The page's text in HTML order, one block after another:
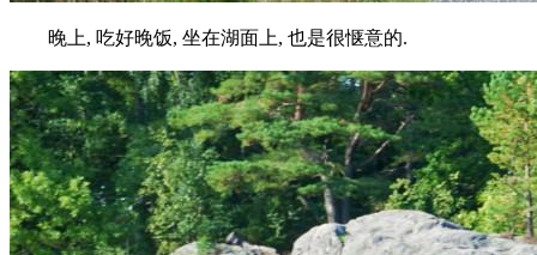
晚上, 吃好晚饭, 坐在湖面上, 也是很惬意的.